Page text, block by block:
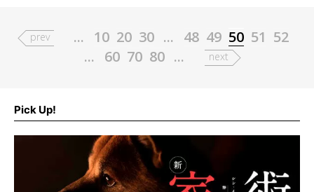
prev ... 10 20 30 ... 48 49 50 51 52
... 60 70 80 ... next
Pick Up!